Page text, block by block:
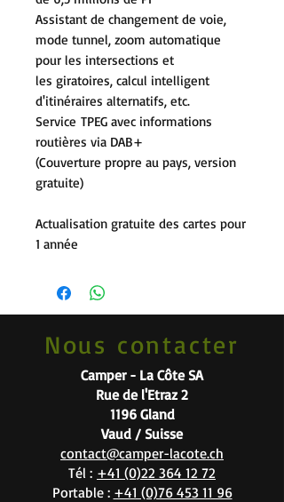
Assistant de changement de voie,
mode tunnel, zoom automatique
pour les intersections et
les giratoires, calcul intelligent
d'itinéraires alternatifs, etc.
Service TPEG avec informations
routières via DAB+
(Couverture propre au pays, version
gratuite)
Actualisation gratuite des cartes pour
1 année
Nous contacter
Camper - La Côte SA
Rue de l'Etraz 2
1196 Gland
Vaud / Suisse
contact@camper-lacote.ch
Tél : +41 (0)22 364 12 72
Portable : +41 (0)76 453 11 96